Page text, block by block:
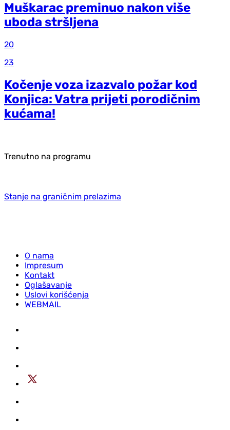
Muškarac preminuo nakon više
uboda stršljena
20
23
Kočenje voza izazvalo požar kod
Konjica: Vatra prijeti porodičnim
kućama!
Trenutno na programu
Stanje na graničnim prelazima
O nama
Impresum
Kontakt
Oglašavanje
Uslovi korišćenja
WEBMAIL